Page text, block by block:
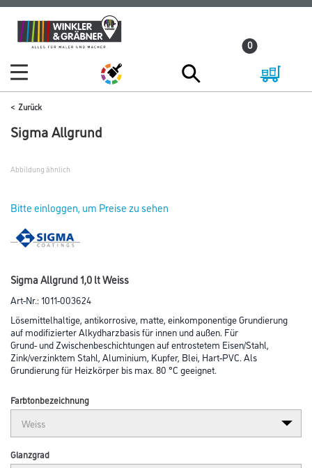
Zum
Inhalt
Zum
Navigationsmenü
0
Zurück
Sigma Allgrund
Abbildung ähnlich
Bitte einloggen, um Preise zu sehen
Sigma Allgrund 1,0 lt Weiss
Art-Nr.:1011-003624
Lösemittelhaltige, antikorrosive, matte, einkomponentige Grundierung
auf modifizierter Alkydharzbasis für innen und außen. Für
Grund- und Zwischenbeschichtungen auf entrostetem Eisen/Stahl,
Zink/verzinktem Stahl, Aluminium, Kupfer, Blei, Hart-PVC. Als
Grundierung für Heizkörper bis max. 80 °C geeignet.
Farbtonbezeichnung
Glanzgrad